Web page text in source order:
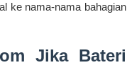
ke nama-nama bahagian
Jika Bateri